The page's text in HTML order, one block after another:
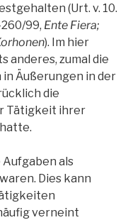
(Urt. v. 10.
260/99, Ente Fiera;
). Im hier
anderes, zumal die
Äußerungen in der
die
Tätigkeit ihrer
Aufgaben als
Dies kann
verneint